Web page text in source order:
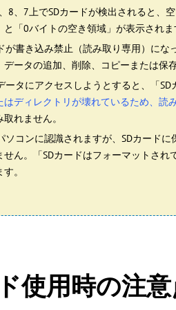
8、7上でSDカードが検出されると、
と「0バイトの空き領域」が表示され
が書き込み禁止（読み取り専用）に
データの追加、削除、コピーまたは保
ータにアクセスしようとすると、「
はディレクトリが壊れているため、読
れません。
ソコンに認識されますが、SDカード
せん。「SDカードはフォーマットさ
。
使用時の注